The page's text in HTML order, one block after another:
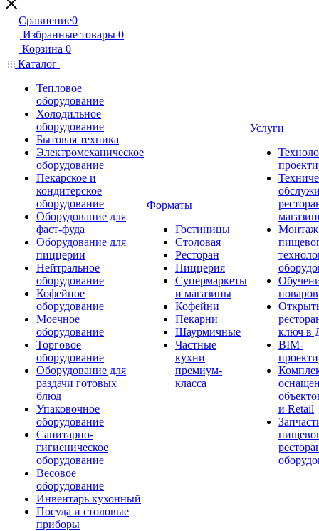
Сравнение0
Избранные товары 0
Корзина 0
Каталог
Тепловое
оборудование
Холодильное
оборудование
Бытовая техника
Электромеханическое
оборудование
Пекарское и
кондитерское
оборудование
Оборудование для
фаст-фуда
Оборудование для
пиццерии
Нейтральное
оборудование
Кофейное
оборудование
Моечное
оборудование
Торговое
оборудование
Оборудование для
раздачи готовых
блюд
Упаковочное
оборудование
Санитарно-
гигиеническое
оборудование
Весовое
оборудование
Инвентарь кухонный
Посуда и столовые
приборы
Форматы
Гостиницы
Столовая
Ресторан
Пиццерия
Супермаркеты
и магазины
Кофейни
Пекарни
Шаурмичные
Частные
кухни
премиум-
класса
Услуги
Монтаж
поваров
ключ в
BIM-
и Retail